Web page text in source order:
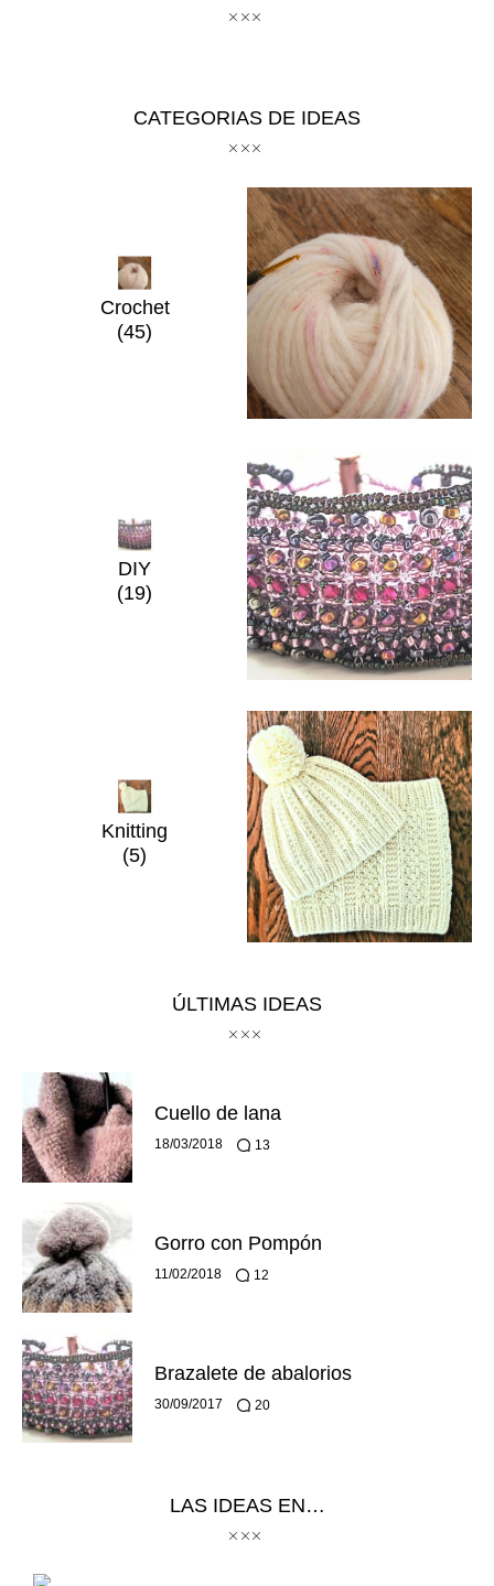
CATEGORIAS DE IDEAS
Crochet
(45)
DIY
(19)
Knitting
(5)
ÚLTIMAS IDEAS
Cuello de lana
18/03/2018 13
Gorro con Pompón
11/02/2018 12
Brazalete de abalorios
30/09/2017 20
LAS IDEAS EN…